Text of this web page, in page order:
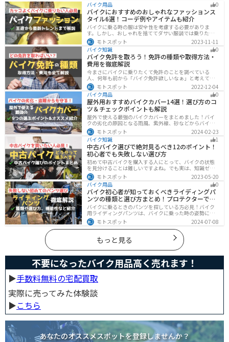
バイク用品 0
バイクにおすすめのおしゃれなファッションス
タイル6選！コーデ例やアイテムも紹介
バイクに乗る時の服は安全性を考慮する必要がありま
す。しかし、おしゃれを捨ててダサい服装では乗りたく
ないですよね？せっかくならカッコよく風を切って街を
歩きたいもの。この記事では、そんな願いを叶えるた
め、王道から流行ファッションまでバイクに乗るときの
ファッションを解説します。
モトスポット
2023-11-11
バイク知識
0
バイク免許を取ろう！免許の種類や取得方法・
費用を徹底解説
今まさにバイクに乗りたくて免許のことを調べている
人、何年も前から「バイク免許欲しいなぁ」と考えてい
るうちに時間ばかりが経っている人。そんな人々に役立
つ情報を分かりやすくまとめました。バイク免許の種類
や、免許を取るための方法や必要な費用・日数などにつ
いて解説します。
モトスポット
2022-12-04
バイク用品
0
屋外用おすすめバイクカバー14選！選び方のコ
ツ＆チェックポイントも解説
屋外で使える最強のバイクカバーをまとめました！バイ
クの劣化の原因となる雨風、紫外線、砂などからバイク
を守ることはもちろん、盗難やいたずら対策にもなりま
す。バイクカバーの選び方からオススメまでまとめまし
たので、カバーを探している人はぜひ参考にしてくださ
い。
モトスポット
2024-02-23
バイク知識
1
中古バイク選びで絶対見るべき12のポイント！
初心者でも失敗しない選び方
初めて中古バイクを購入する人にとって、バイクの状態
を見分けることは難しいですよね。でも実は、知識ゼロ
の初心者でも「12のポイント」に注目するだけで、中古
バイクの良し悪しを簡単に判断することができるんで
す！正しいポイントを押させて失敗しないバイク選びが
できるようになりましょう。
モトスポット
2023-05-20
バイク用品
0
バイク初心者が知っておくべきライディングパ
ンツの種類と選び方まとめ！プロテクターで脚
を守ろう
バイクに乗るときのパンツを探している方必見！バイク
用ライディングパンツは、バイクに乗った時の姿勢に最
適化されているので快適にバイクに乗ることができま
す。プロテクター内蔵で安全性も高くなります。この記事
ではパンツの選び方や種類など初心者が知っておくべき
ことをまとめました。
モトスポット 2024-07-08
もっと見る
不要になったバイク用品高く売れます！
▶︎手数料無料の宅配買取
実際に売ってみた体験談
▶︎こちら
あなたのオススメスポットを登録しませんか？